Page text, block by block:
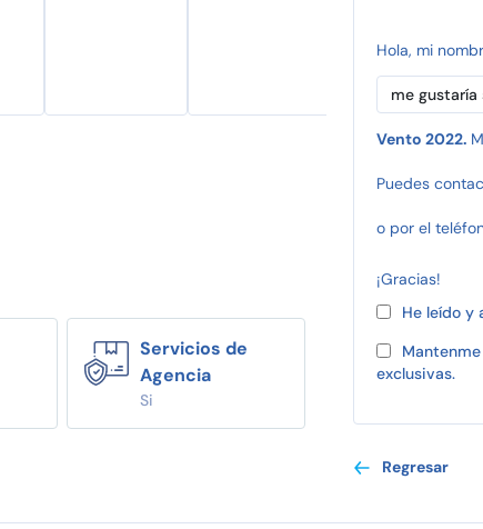
Servicios de
Agencia
Si
Hola, mi
Vento 2022.
Puedes
o por el
¡Gracias!
He leído
exclusivas.
Regresar